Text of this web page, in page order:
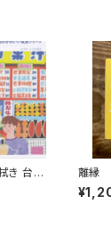
き 台湾
スタン
離縁